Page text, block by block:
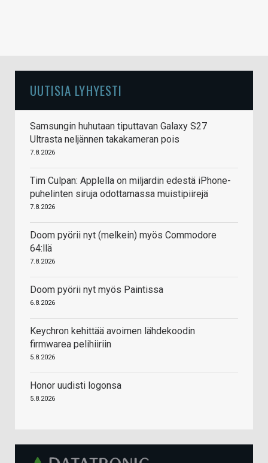
UUTISIA LYHYESTI
Samsungin huhutaan tiputtavan Galaxy S27
Ultrasta neljännen takakameran pois
7.8.2026
Tim Culpan: Applella on miljardin edestä iPhone-
puhelinten siruja odottamassa muistipiirejä
7.8.2026
Doom pyörii nyt (melkein) myös Commodore
64:llä
7.8.2026
Doom pyörii nyt myös Paintissa
6.8.2026
Keychron kehittää avoimen lähdekoodin
firmwarea pelihiiriin
5.8.2026
Honor uudisti logonsa
5.8.2026